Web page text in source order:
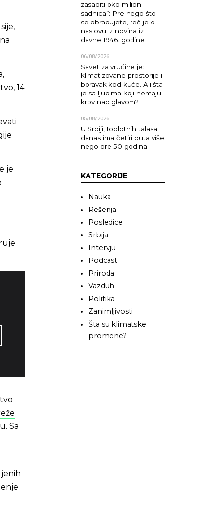
14
je
Sa
zasaditi oko milion
sadnica”: Pre nego što
se obradujete, reč je o
naslovu iz novina iz
davne 1946. godine
06/08/2026
Savet za vrućine je:
klimatizovane prostorije i
boravak kod kuće. Ali šta
je sa ljudima koji nemaju
krov nad glavom?
05/08/2026
U Srbiji, toplotnih talasa
danas ima četiri puta više
nego pre 50 godina
KATEGORIJE
Nauka
Rešenja
Posledice
Srbija
Intervju
Podcast
Priroda
Vazduh
Politika
Zanimljivosti
Šta su klimatske
promene?